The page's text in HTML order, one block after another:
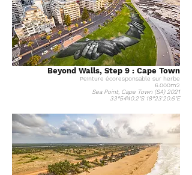
Beyond Walls, Step 9 : Cape Town
Peinture écoresponsable sur herbe
6.000m2
Sea Point, Cape Town (SA) 2021
33°54'40.2"S 18°23'20.6"E